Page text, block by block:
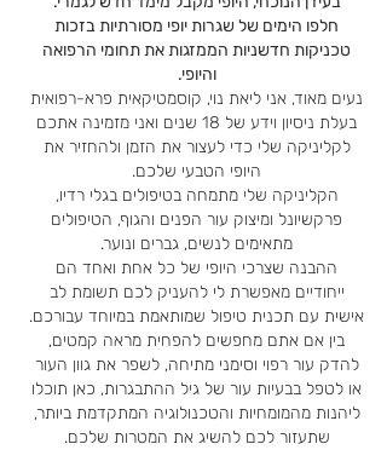
חלפו הימים של שגרות יופי מסורתיות בזכות
טכניקות חדשניות הממזגות את תחומי הרפואה
והיופי.
נעים מאוד, אני ליאת נוי, קוסמטיקאית פרא-רפואית
בעלת ניסיון וידע של 18 שנים ואני מזמינה אתכם
לקליניקה שלי כדי לעצור את הזמן ולהחזיר את
היופי הטבעי שלכם.
הקליניקה שלי מתמחה בטיפולים בגלי רדיו,
פרקשיונל ומיצוק עור הפנים והגוף, הטיפולים
מתאימים לנשים, גברים ונוער.
ההבנה שצרכי היופי של כל אחת ואחד הם
ייחודיים מאפשרת לי להעניק לכם תשומת לב
אישית עם תכנית טיפול שמותאמת במיוחד עבורכם.
בין אם אתם מחפשים להפחית מראה קמטים,
להדק עור רפוי וסימני מתיחה, לשפר את גוון העור
או לטפל בבעיות עור של גיל ההתבגרות, כאן תוכלו
ליהנות מהמומחיות והטכנולוגיה המתקדמת ביותר,
שתעזור לכם להשיג את המטרות שלכם.